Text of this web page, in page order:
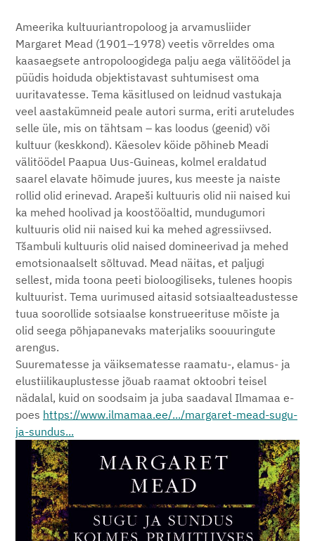
Ameerika kultuuriantropoloog ja arvamusliider
Margaret Mead (1901–1978) veetis võrreldes oma
kaasaegsete antropoloogidega palju aega välitöödel ja
püüdis hoiduda objektistavast suhtumisest oma
uuritavatesse. Tema käsitlused on leidnud vastukaja
veel aastakümneid peale autori surma, eriti aruteludes
selle üle, mis on tähtsam – kas loodus (geenid) või
kultuur (keskkond). Käesolev köide põhineb Meadi
välitöödel Paapua Uus-Guineas, kolmel eraldatud
saarel elavate hõimude juures, kus meeste ja naiste
rollid olid erinevad. Arapeši kultuuris olid nii naised kui
ka mehed hoolivad ja koostööaltid, mundugumori
kultuuris olid nii naised kui ka mehed agressiivsed.
Tšambuli kultuuris olid naised domineerivad ja mehed
emotsionaalselt sõltuvad. Mead näitas, et paljugi
sellest, mida toona peeti bioloogiliseks, tulenes hoopis
kultuurist. Tema uurimused aitasid sotsiaalteadustesse
tuua soorollide sotsiaalse konstrueerituse mõiste ja
olid seega põhjapanevaks materjaliks soouuringute
arengus.
Suurematesse ja väiksematesse raamatu-, elamus- ja
elustiilikauplustesse jõuab raamat oktoobri teisel
nädalal, kuid on soodsaim ja juba saadaval Ilmamaa e-
poes https://www.ilmamaa.ee/.../margaret-mead-sugu-
ja-sundus...